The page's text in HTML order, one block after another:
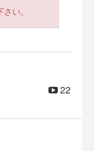
い。
22